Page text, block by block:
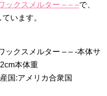
ックスメルター – – –で、
います。
ックスメルター – – -本体サ
本体重
国:アメリカ合衆国